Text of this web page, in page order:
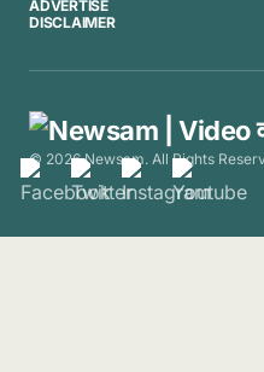
ADVERTISE
DISCLAIMER
© 2026 Newsam. All Rights